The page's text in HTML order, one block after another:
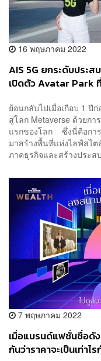
16 พฤษภาคม 2022
AIS 5G ยกระดับประส
เปิดตัว Avatar Park
ย้อนกลับไปเมื่อเกือบ 1 ปี
สู่โลก Metaverse ด้วยกา
แรกของโลก ซึ่งนี่คือการ
มาสร้างพื้นที่แห่งไลฟ์สไ
ภาคธุรกิจและสร้างประ
7 พฤษภาคม 2022
เมื่อแบรนด์แฟชั่นชื่อดั
กันว่าราคาจะเป็นเท่าไ